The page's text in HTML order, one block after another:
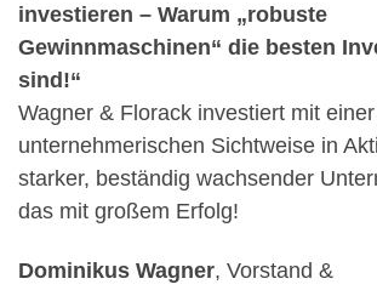
investieren – Warum „robuste
Gewinnmaschinen“ die besten
sind!“
Wagner & Florack investiert mit einer
unternehmerischen Sichtweise in
starker, beständig wachsender
das mit großem Erfolg!
Dominikus Wagner, Vorstand &